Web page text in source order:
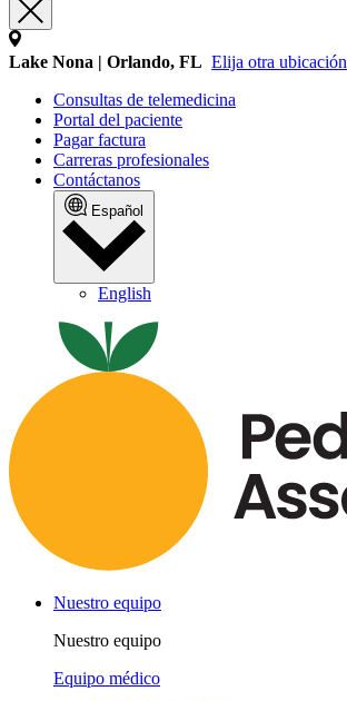
Lake Nona | Orlando, FL Elija otra ubicación
Consultas de telemedicina
Portal del paciente
Pagar factura
Carreras profesionales
Contáctanos
Español
English
Nuestro equipo
Nuestro equipo
Equipo médico